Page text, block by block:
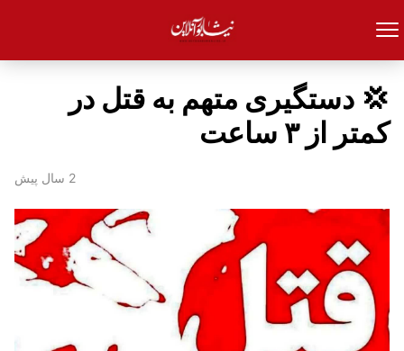
💢 دستگیری متهم به قتل در
کمتر از ۳ ساعت
2 سال پیش